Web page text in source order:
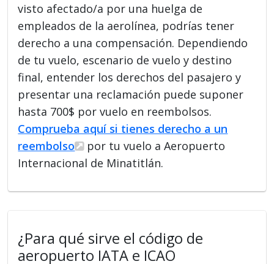
visto afectado/a por una huelga de
empleados de la aerolínea, podrías tener
derecho a una compensación. Dependiendo
de tu vuelo, escenario de vuelo y destino
final, entender los derechos del pasajero y
presentar una reclamación puede suponer
hasta 700$ por vuelo en reembolsos.
Comprueba aquí si tienes derecho a un
reembolso
por tu vuelo a Aeropuerto
Internacional de Minatitlán.
¿Para qué sirve el código de
aeropuerto IATA e ICAO